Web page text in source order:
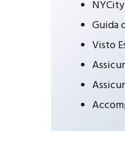
Guida
Visto